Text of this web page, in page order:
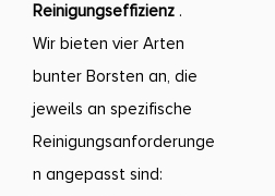
Reinigungseffizienz.
Wir bieten vier Arten
bunter Borsten an, die
jeweils an spezifische
Reinigungsanforderunge
n angepasst sind: